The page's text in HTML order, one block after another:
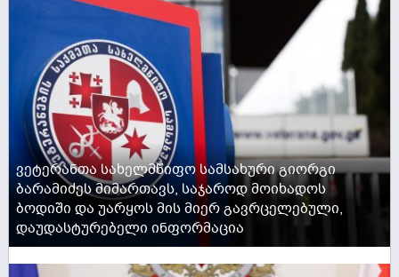
ვეტერანთა სახელმწიფო სამსახური გიორგი
ბარამიძეს მიმართავს, საჯაროდ მოიხადოს
ბოდიში და უარყოს მის მიერ გავრცელებული,
დაუდასტურებელი ინფორმაცია